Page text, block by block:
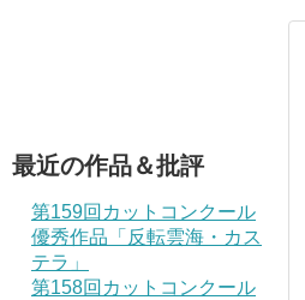
最近の作品＆批評
第159回カットコンクール
優秀作品「反転雲海・カス
テラ」
第158回カットコンクール